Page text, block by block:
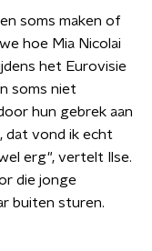
soms maken of
hoe Mia Nicolai
het Eurovisie
soms niet
hun gebrek aan
dat vond ik echt
erg", vertelt Ilse.
die jonge
buiten sturen.